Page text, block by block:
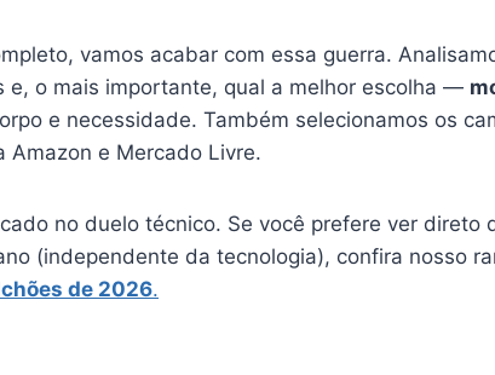
vamos acabar com essa guerra.
e, o mais importante, qual a melhor escolha —
e necessidade. Também selecionamos os
Amazon e Mercado Livre.
no duelo técnico. Se você prefere ver direto
(independente da tecnologia), confira nosso
de 2026.